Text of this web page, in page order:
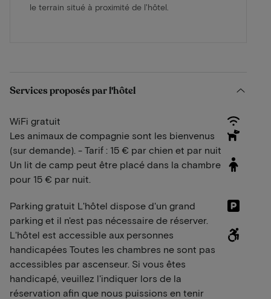
le terrain situé à proximité de l'hôtel.
Services proposés par l'hôtel
WiFi gratuit
Les animaux de compagnie sont les bienvenus
(sur demande). - Tarif : 15 € par chien et par nuit
Un lit de camp peut être placé dans la chambre
pour 15 € par nuit.
Parking gratuit L'hôtel dispose d'un grand
parking et il n'est pas nécessaire de réserver.
L'hôtel est accessible aux personnes
handicapées Toutes les chambres ne sont pas
accessibles par ascenseur. Si vous êtes
handicapé, veuillez l'indiquer lors de la
réservation afin que nous puissions en tenir